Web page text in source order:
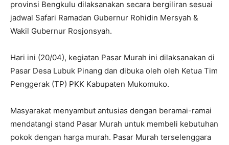
provinsi Bengkulu dilaksanakan secara bergiliran sesuai
jadwal Safari Ramadan Gubernur Rohidin Mersyah &
Wakil Gubernur Rosjonsyah.
Hari ini (20/04), kegiatan Pasar Murah ini dilaksanakan di
Pasar Desa Lubuk Pinang dan dibuka oleh oleh Ketua Tim
Penggerak (TP) PKK Kabupaten Mukomuko.
Masyarakat menyambut antusias dengan beramai-ramai
mendatangi stand Pasar Murah untuk membeli kebutuhan
pokok dengan harga murah. Pasar Murah terselenggara